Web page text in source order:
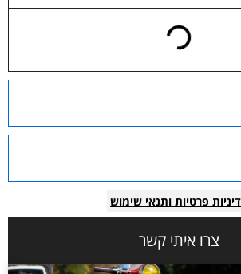
פרטיות ותנאי שימוש
צרו איתי קשר